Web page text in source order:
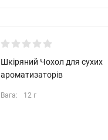
Шкіряний Чохол для сухих
ароматизаторів
Вага: 12 г